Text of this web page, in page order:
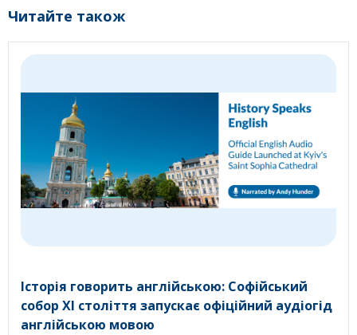
Читайте також
Історія говорить англійською: Софійський
собор XI століття запускає офіційний аудіогід
англійською мовою